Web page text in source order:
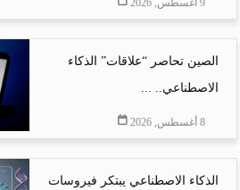
9 أغسطس, 2026
الصين تحاصر “علاقات” الذكاء
الاصطناعي.. ...
8 أغسطس, 2026
الذكاء الاصطناعي يبتكر فيروسات